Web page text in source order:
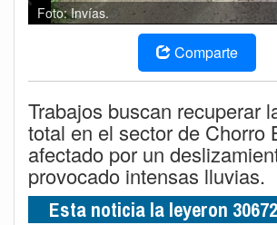
Foto: Invías.
Comparte
Trabajos buscan recuperar
total en el sector de Chorro
afectado por un
provocado intensas lluvias.
Esta noticia la leyeron